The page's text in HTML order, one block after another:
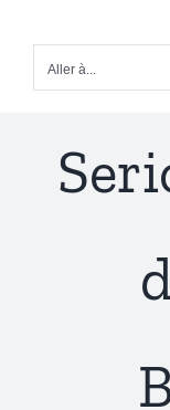
contenuAller à...